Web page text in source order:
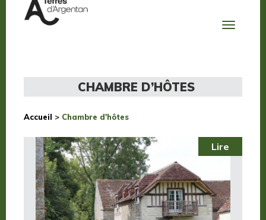
Toggle
CHAMBRE D’HÔTES
Accueil > Chambre d'hôtes
Lire